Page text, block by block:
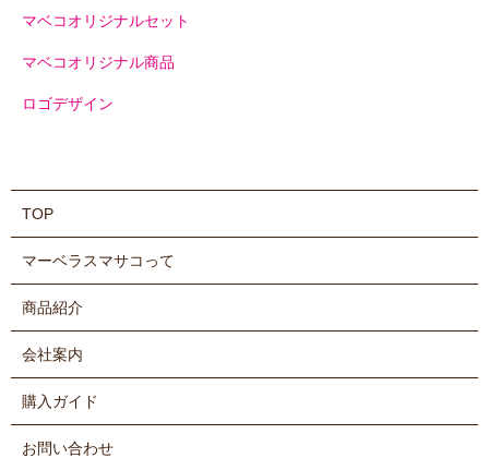
マベコオリジナルセット
マベコオリジナル商品
ロゴデザイン
TOP
マーベラスマサコって
商品紹介
会社案内
購入ガイド
お問い合わせ